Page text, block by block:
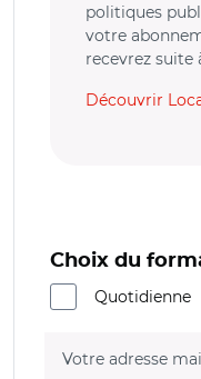
politiques
votre
recevrez suite
Découvrir
Choix du
Quotidienne
Votre adresse